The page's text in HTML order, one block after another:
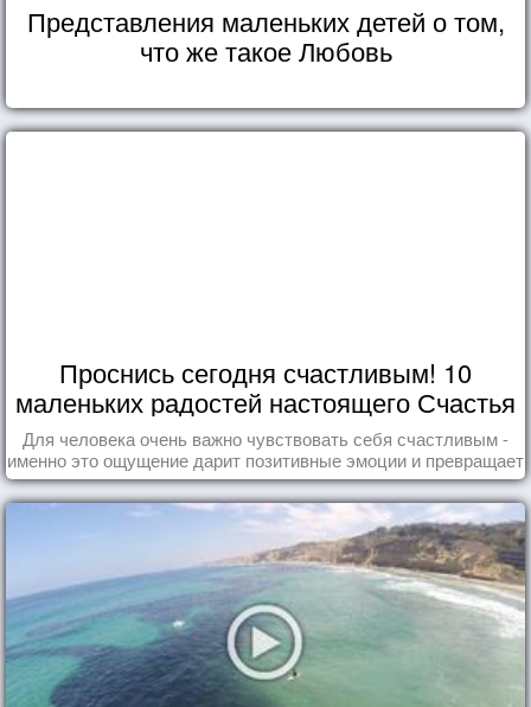
Представления маленьких детей о том,
что же такое Любовь
Проснись сегодня счастливым! 10
маленьких радостей настоящего Счастья
Для человека очень важно чувствовать себя счастливым -
именно это ощущение дарит позитивные эмоции и превращает
каждый день в маленький праздник.